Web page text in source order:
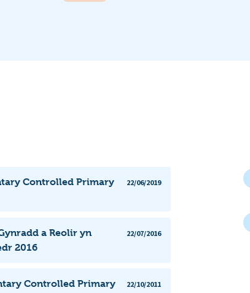
Controlled Primary
22/06/2019
a Reolir yn
2016
22/07/2016
Controlled Primary
22/10/2011